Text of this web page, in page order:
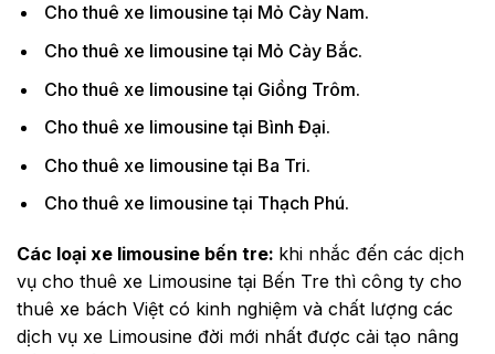
Cho thuê xe limousine tại Mỏ Cày Nam.
Cho thuê xe limousine tại Mỏ Cày Bắc.
Cho thuê xe limousine tại Giồng Trôm.
Cho thuê xe limousine tại Bình Đại.
Cho thuê xe limousine tại Ba Tri.
Cho thuê xe limousine tại Thạch Phú.
Các loại xe limousine bến tre: khi nhắc đến các dịch
vụ cho thuê xe Limousine tại Bến Tre thì công ty cho
thuê xe bách Việt có kinh nghiệm và chất lượng các
dịch vụ xe Limousine đời mới nhất được cải tạo nâng